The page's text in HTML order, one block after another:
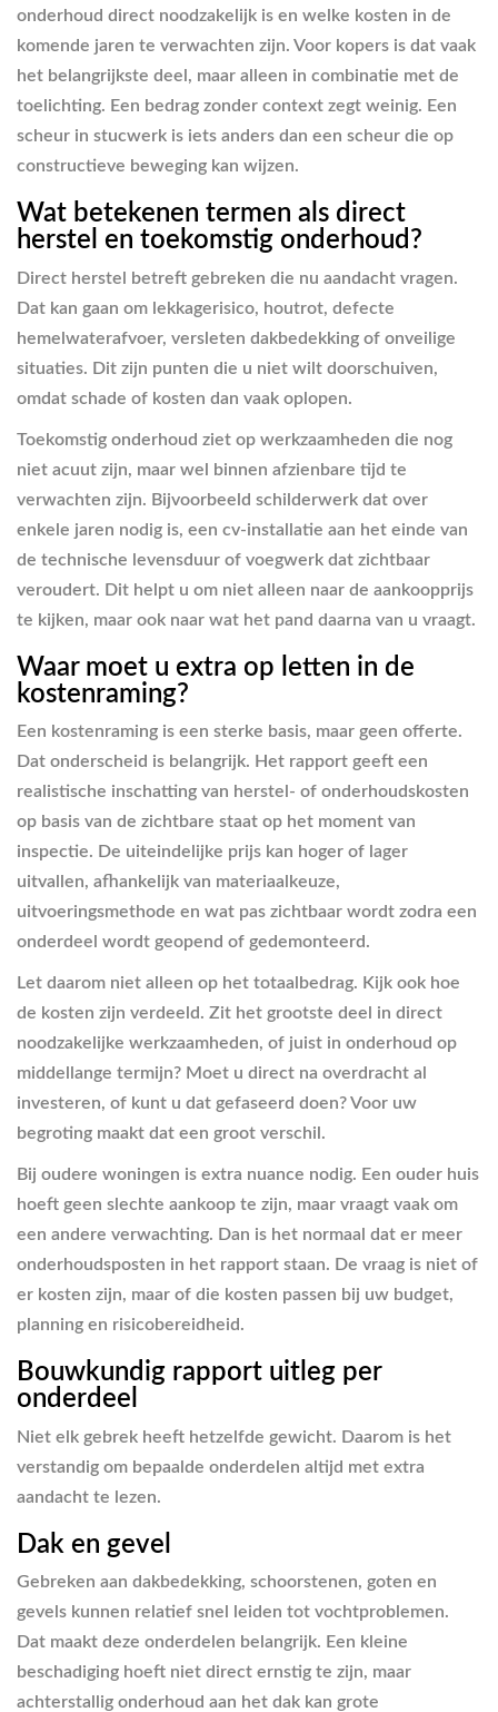
onderhoud direct noodzakelijk is en welke kosten in de
komende jaren te verwachten zijn. Voor kopers is dat vaak
het belangrijkste deel, maar alleen in combinatie met de
toelichting. Een bedrag zonder context zegt weinig. Een
scheur in stucwerk is iets anders dan een scheur die op
constructieve beweging kan wijzen.
Wat betekenen termen als direct
herstel en toekomstig onderhoud?
Direct herstel betreft gebreken die nu aandacht vragen.
Dat kan gaan om lekkagerisico, houtrot, defecte
hemelwaterafvoer, versleten dakbedekking of onveilige
situaties. Dit zijn punten die u niet wilt doorschuiven,
omdat schade of kosten dan vaak oplopen.
Toekomstig onderhoud ziet op werkzaamheden die nog
niet acuut zijn, maar wel binnen afzienbare tijd te
verwachten zijn. Bijvoorbeeld schilderwerk dat over
enkele jaren nodig is, een cv-installatie aan het einde van
de technische levensduur of voegwerk dat zichtbaar
veroudert. Dit helpt u om niet alleen naar de aankoopprijs
te kijken, maar ook naar wat het pand daarna van u vraagt.
Waar moet u extra op letten in de
kostenraming?
Een kostenraming is een sterke basis, maar geen offerte.
Dat onderscheid is belangrijk. Het rapport geeft een
realistische inschatting van herstel- of onderhoudskosten
op basis van de zichtbare staat op het moment van
inspectie. De uiteindelijke prijs kan hoger of lager
uitvallen, afhankelijk van materiaalkeuze,
uitvoeringsmethode en wat pas zichtbaar wordt zodra een
onderdeel wordt geopend of gedemonteerd.
Let daarom niet alleen op het totaalbedrag. Kijk ook hoe
de kosten zijn verdeeld. Zit het grootste deel in direct
noodzakelijke werkzaamheden, of juist in onderhoud op
middellange termijn? Moet u direct na overdracht al
investeren, of kunt u dat gefaseerd doen? Voor uw
begroting maakt dat een groot verschil.
Bij oudere woningen is extra nuance nodig. Een ouder huis
hoeft geen slechte aankoop te zijn, maar vraagt vaak om
een andere verwachting. Dan is het normaal dat er meer
onderhoudsposten in het rapport staan. De vraag is niet of
er kosten zijn, maar of die kosten passen bij uw budget,
planning en risicobereidheid.
Bouwkundig rapport uitleg per
onderdeel
Niet elk gebrek heeft hetzelfde gewicht. Daarom is het
verstandig om bepaalde onderdelen altijd met extra
aandacht te lezen.
Dak en gevel
Gebreken aan dakbedekking, schoorstenen, goten en
gevels kunnen relatief snel leiden tot vochtproblemen.
Dat maakt deze onderdelen belangrijk. Een kleine
beschadiging hoeft niet direct ernstig te zijn, maar
achterstallig onderhoud aan het dak kan grote